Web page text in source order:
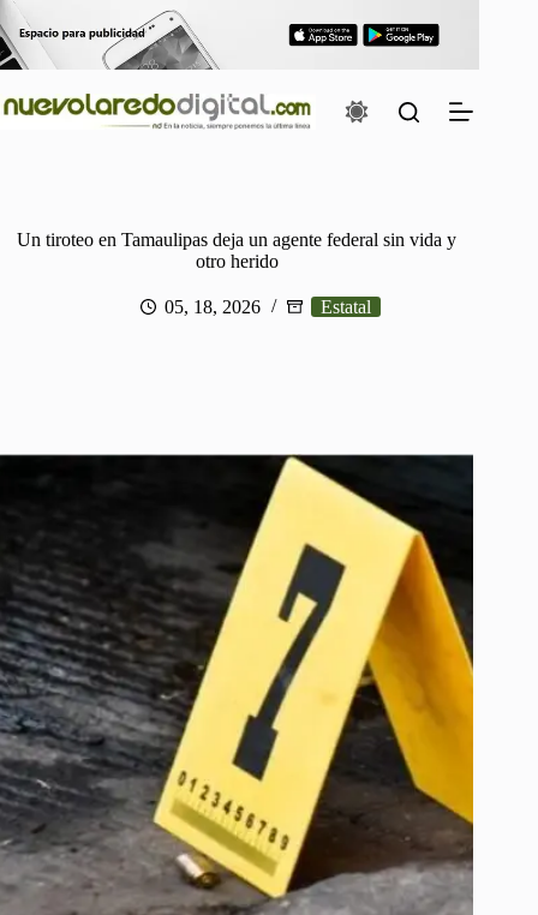
Saltar
al
contenido
Un tiroteo en Tamaulipas deja un agente federal sin vida y
otro herido
05, 18, 2026 Estatal